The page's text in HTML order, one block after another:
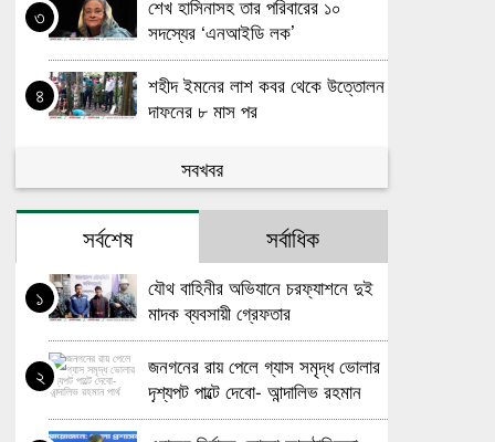
৩
শেখ হাসিনাসহ তার পরিবারের ১০
সদস্যের ‘এনআইডি লক’
৪
শহীদ ইমনের লাশ কবর থেকে উত্তোলন
দাফনের ৮ মাস পর
বিদ্যুৎস্পৃষ্টে লালমোহনে পরিচ্ছন্নতাকর্মীর
মৃ*ত্যু
দৌলতখান সরকারি বালিকা উচ্চ বিদ্যালয়ে
৫৬তম বার্ষিক ক্রীড়া প্রতিযোগিতা
অনুষ্ঠিত
ভোলায় শিক্ষক সম্মেলন অনুষ্ঠিত শিক্ষক
ফেডারেশনের উদ্যোগে
লালন-সম্রাজ্ঞী ফরিদা পারভীন
আইসিইউতে
সবখবর
সর্বশেষ সর্বাধিক
১
যৌথ বাহিনীর অভিযানে চরফ্যাশনে দুই
মাদক ব্যবসায়ী গ্রেফতার
২
জনগনের রায় পেলে গ্যাস সমৃদ্ধ ভোলার
দৃশ্যপট পাল্টে দেবো- আন্দালিভ রহমান
পার্থ